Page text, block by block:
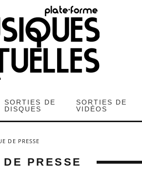
SORTIES DE
DISQUES
SORTIES DE
VIDÉOS
DE PRESSE
DE PRESSE